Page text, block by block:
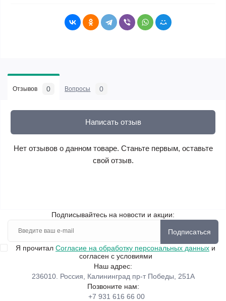
Отзывов 0 Вопросы 0
Написать отзыв
Нет отзывов о данном товаре. Станьте первым, оставьте
свой отзыв.
Подписывайтесь на новости и акции:
Подписаться
Я прочитал Согласие на обработку персональных данных и
согласен с условиями
Наш адрес:
236010. Россия, Калининград пр-т Победы, 251А
Позвоните нам:
+7 931 616 66 00